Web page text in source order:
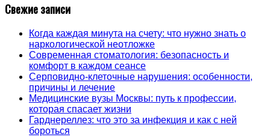
Свежие записи
Когда каждая минута на счету: что нужно знать о
наркологической неотложке
Современная стоматология: безопасность и
комфорт в каждом сеансе
Серповидно-клеточные нарушения: особенности,
причины и лечение
Медицинские вузы Москвы: путь к профессии,
которая спасает жизни
Гарднереллез: что это за инфекция и как с ней
бороться